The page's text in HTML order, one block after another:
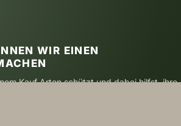
WIR EINEN
Kauf Arten schützt und dabei hilfst, ihre